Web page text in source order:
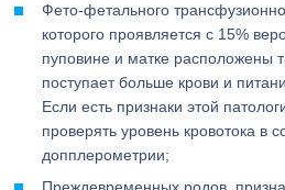
Фето-фетального
которого проявляется с 15%
пуповине и матке расположены
поступает больше крови и
Если есть признаки этой
проверять уровень кровотока в
допплерометрии;